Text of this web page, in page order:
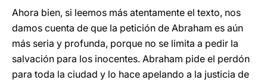
Ahora bien, si leemos más atentamente el texto, nos
damos cuenta de que la petición de Abraham es aún
más seria y profunda, porque no se limita a pedir la
salvación para los inocentes. Abraham pide el perdón
para toda la ciudad y lo hace apelando a la justicia de